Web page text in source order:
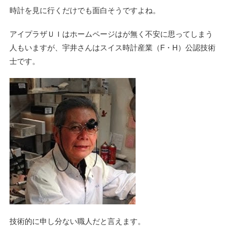
時計を見に行くだけでも面白そうですよね。
アイプラザＵＩはホームページはが無く不安に思ってしまう
人もいますが、宇井さんはスイス時計産業（F・H）公認技術
士です。
技術的に申し分ない職人だと言えます。